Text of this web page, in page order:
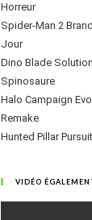
Horreur
Spider-Man 2
Jour
Dino Blade
Spinosaure
Halo Campaign
Remake
Hunted Pillar
VIDÉO